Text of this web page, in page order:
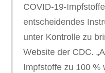
COVID-19-
entscheidendes
unter Kontrolle zu
Website der CDC.
Impfstoffe zu 100 %